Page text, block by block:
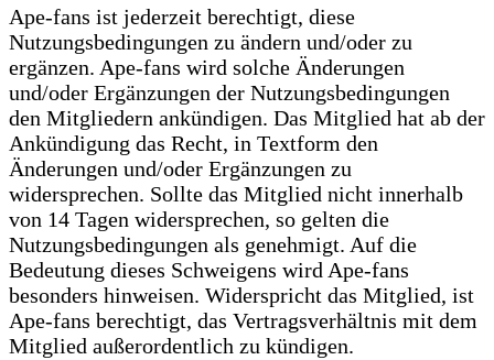
Ape-fans ist jederzeit berechtigt, diese
Nutzungsbedingungen zu ändern und/oder zu
ergänzen. Ape-fans wird solche Änderungen
und/oder Ergänzungen der Nutzungsbedingungen
den Mitgliedern ankündigen. Das Mitglied hat ab der
Ankündigung das Recht, in Textform den
Änderungen und/oder Ergänzungen zu
widersprechen. Sollte das Mitglied nicht innerhalb
von 14 Tagen widersprechen, so gelten die
Nutzungsbedingungen als genehmigt. Auf die
Bedeutung dieses Schweigens wird Ape-fans
besonders hinweisen. Widerspricht das Mitglied, ist
Ape-fans berechtigt, das Vertragsverhältnis mit dem
Mitglied außerordentlich zu kündigen.